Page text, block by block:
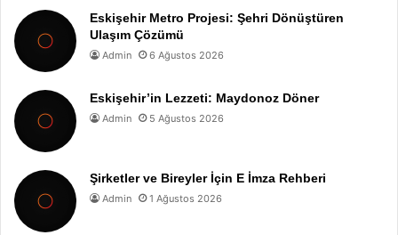
Eskişehir Metro Projesi: Şehri Dönüştüren
Ulaşım Çözümü
Admin 6 Ağustos 2026
Eskişehir’in Lezzeti: Maydonoz Döner
Admin 5 Ağustos 2026
Şirketler ve Bireyler İçin E İmza Rehberi
Admin 1 Ağustos 2026